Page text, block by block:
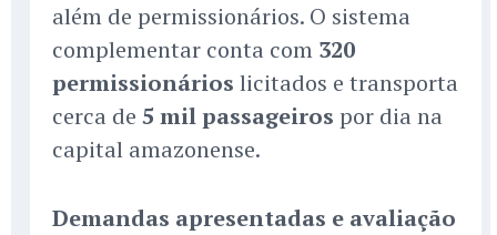
além de permissionários. O sistema
complementar conta com 320
permissionários licitados e transporta
cerca de 5 mil passageiros por dia na
capital amazonense.
Demandas apresentadas e avaliação